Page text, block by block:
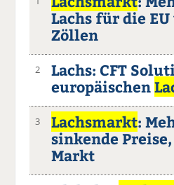
Lachs für die EU
Zöllen
2
Lachs: CFT
europäischen
3 Lachsmarkt:
sinkende
Markt